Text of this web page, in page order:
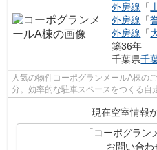
外房線 「
外房線 「
外房線 「
築36年
千葉県千
人気の物件コーポグランメールA棟の
分。効率的な駐車スペースをつくる自
現在空室情報
「コーポグラ
お問い合わ